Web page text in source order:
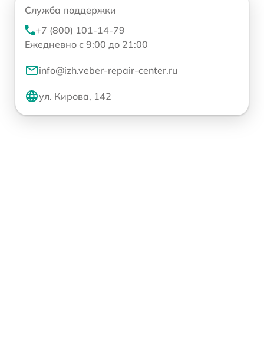
Служба поддержки
+7 (800) 101-14-79
Ежедневно с 9:00 до 21:00
info@izh.veber-repair-center.ru
ул. Кирова, 142